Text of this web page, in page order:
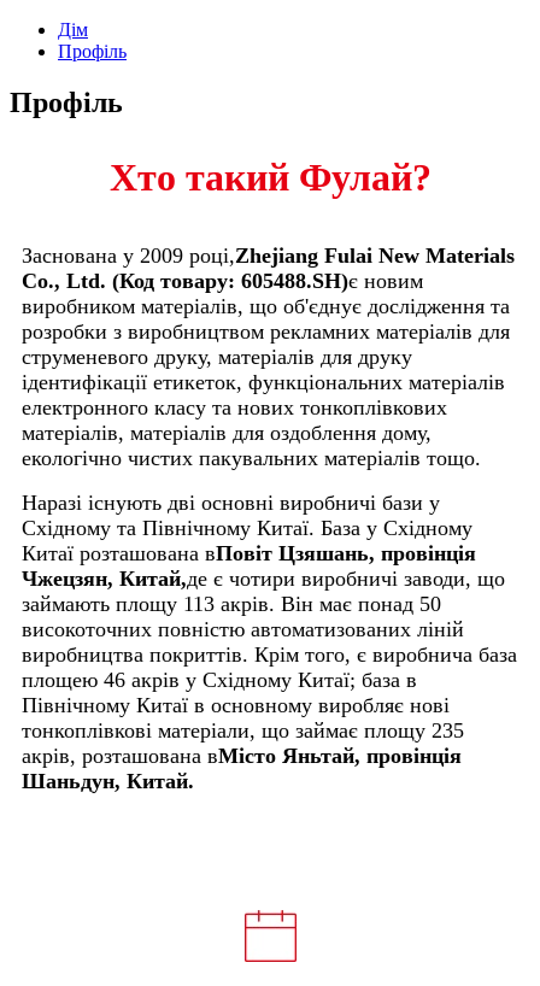
Дім
Профіль
Профіль
Хто такий Фулай?
Заснована у 2009 році,Zhejiang Fulai New Materials
Co., Ltd. (Код товару: 605488.SH)є новим
виробником матеріалів, що об'єднує дослідження та
розробки з виробництвом рекламних матеріалів для
струменевого друку, матеріалів для друку
ідентифікації етикеток, функціональних матеріалів
електронного класу та нових тонкоплівкових
матеріалів, матеріалів для оздоблення дому,
екологічно чистих пакувальних матеріалів тощо.
Наразі існують дві основні виробничі бази у
Східному та Північному Китаї. База у Східному
Китаї розташована вПовіт Цзяшань, провінція
Чжецзян, Китай,де є чотири виробничі заводи, що
займають площу 113 акрів. Він має понад 50
високоточних повністю автоматизованих ліній
виробництва покриттів. Крім того, є виробнича база
площею 46 акрів у Східному Китаї; база в
Північному Китаї в основному виробляє нові
тонкоплівкові матеріали, що займає площу 235
акрів, розташована вМісто Яньтай, провінція
Шаньдун, Китай.